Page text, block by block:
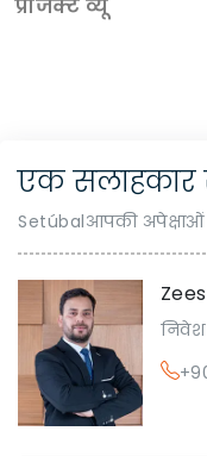
प्रोजेक्ट व्यू
एक
Setúbalआपकी